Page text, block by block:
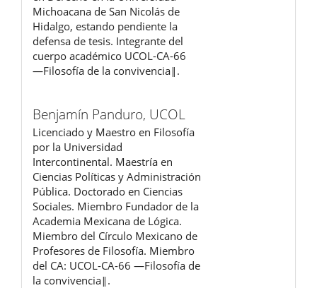
Michoacana de San Nicolás de
Hidalgo, estando pendiente la
defensa de tesis. Integrante del
cuerpo académico UCOL-CA-66
―Filosofía de la convivencia‖.
Benjamín Panduro, UCOL
Licenciado y Maestro en Filosofía
por la Universidad
Intercontinental. Maestría en
Ciencias Políticas y Administración
Pública. Doctorado en Ciencias
Sociales. Miembro Fundador de la
Academia Mexicana de Lógica.
Miembro del Círculo Mexicano de
Profesores de Filosofía. Miembro
del CA: UCOL-CA-66 ―Filosofía de
la convivencia‖.